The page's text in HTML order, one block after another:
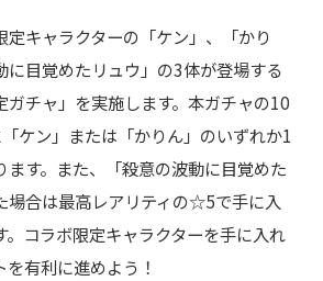
キャラクターの「ケン」、「かり
に目覚めたリュウ」の3体が登場する
ガチャ」を実施します。本ガチャの10
ケン」または「かりん」のいずれか1
ます。また、「殺意の波動に目覚めた
場合は最高レアリティの☆5で手に入
。コラボ限定キャラクターを手に入れ
有利に進めよう！